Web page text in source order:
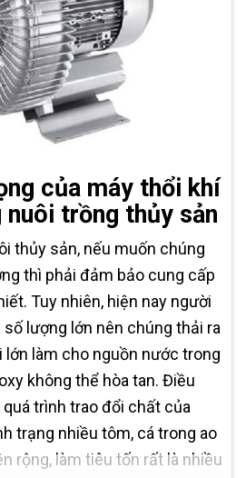
của máy thổi khí
trồng thủy sản
thủy sản, nếu muốn chúng
thì phải đảm bảo cung cấp
Tuy nhiên, hiện nay người
lượng lớn nên chúng thải ra
làm cho nguồn nước trong
không thể hòa tan. Điều
trình trao đổi chất của
trạng nhiều tôm, cá trong ao
rộng, làm tiêu tốn rất là nhiều